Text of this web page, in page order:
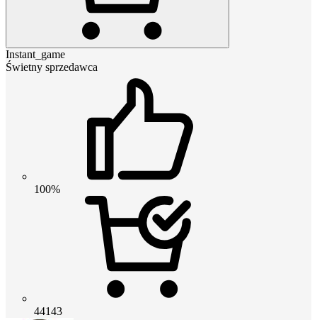
Instant_game
Świetny sprzedawca
100%
44143